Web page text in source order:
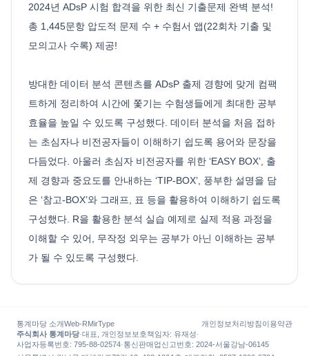
2024년 ADsP 시험 합격을 위한 최신 기출문제 완벽 분석!
총 1,445문항 압도적 문제 수 + 수험서 앱(22회차 기출 및
모의고사 수록) 제공!
방대한 데이터 분석 콘텐츠를 ADsP 출제 경향에 맞게 컴팩
트하게 정리하여 시간에 쫓기는 수험생들에게 최대한 공부
효율을 높일 수 있도록 구성했다. 데이터 분석을 처음 접하
는 초심자나 비전공자들이 이해하기 쉽도록 용어와 문장을
다듬었다. 아울러 초심자 비전공자를 위한 ‘EASY BOX’, 출
제 경향과 중요도를 안내하는 ‘TIP-BOX’, 풍부한 설명을 담
은 ‘참고-BOX’와 그래프, 표 등을 활용하여 이해하기 쉽도록
구성했다. R을 활용한 분석 실습 예제로 실제 적용 과정을
이해할 수 있어, 무작정 외우는 공부가 아닌 이해하는 공부
가 될 수 있도록 구성했다.
통계마당 소개Web-RMirType 개인정보처리방침 이용약관
주식회사 통계마당·대표, 개인정보보호책임자: 유재성·
사업자등록번호: 795-88-02574·통신판매업신고번호: 2024-서울강남-06145